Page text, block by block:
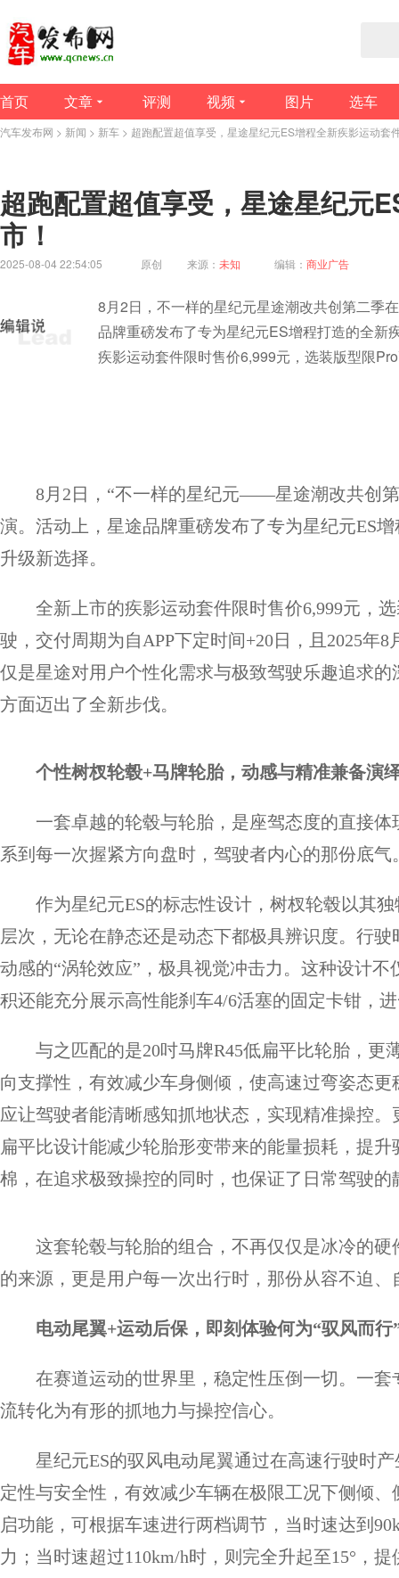
首页 文章 评测 视频 图片 选车
汽车发布网 > 新闻 > 新车 > 超跑配置超值享受，星途星纪元ES增程全新疾影运动套
超跑配置超值享受，星途星纪元
市！
2025-08-04 22:54:05 原创 来源： 未知 编辑： 商业广告
8月2日，不一样的星纪元星途潮改共创第二季
品牌重磅发布了专为星纪元ES增程打造的全新
疾影运动套件限时售价6,999元，选装版型限
8月2日，“不一样的星纪元——星途潮改共创
演。活动上，星途品牌重磅发布了专为星纪元ES
升级新选择。
全新上市的疾影运动套件限时售价6,999元，
驶，交付周期为自APP下定时间+20日，且2025年
仅是星途对用户个性化需求与极致驾驶乐趣追求
方面迈出了全新步伐。
个性树杈轮毂+马牌轮胎，动感与精准兼备演
一套卓越的轮毂与轮胎，是座驾态度的直接
系到每一次握紧方向盘时，驾驶者内心的那份底气
作为星纪元ES的标志性设计，树杈轮毂以其
层次，无论在静态还是动态下都极具辨识度。行
动感的“涡轮效应”，极具视觉冲击力。这种设计
积还能充分展示高性能刹车4/6活塞的固定卡钳，
与之匹配的是20吋马牌R45低扁平比轮胎，
向支撑性，有效减少车身侧倾，使高速过弯姿态
应让驾驶者能清晰感知抓地状态，实现精准操控
扁平比设计能减少轮胎形变带来的能量损耗，提
棉，在追求极致操控的同时，也保证了日常驾驶的
这套轮毂与轮胎的组合，不再仅仅是冰冷的
的来源，更是用户每一次出行时，那份从容不迫
电动尾翼+运动后保 ，即刻体验何为“驭风而行
在赛道运动的世界里，稳定性压倒一切。一
流转化为有形的抓地力与操控信心。
星纪元ES的驭风电动尾翼通过在高速行驶时
定性与安全性，有效减少车辆在极限工况下侧倾
启功能，可根据车速进行两档调节，当时速达到
力；当时速超过110km/h时，则完全升起至15°，